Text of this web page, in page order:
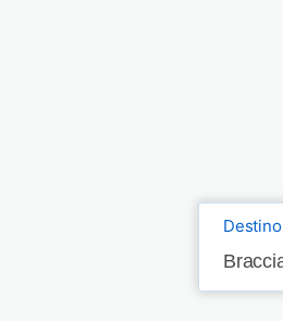
Destino